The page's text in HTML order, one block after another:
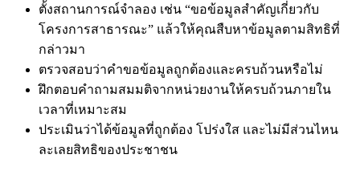
ตั้งสถานการณ์จำลอง เช่น “ขอข้อมูลสำคัญเกี่ยวกับ
โครงการสาธารณะ” แล้วให้คุณสืบหาข้อมูลตามสิทธิที่
กล่าวมา
ตรวจสอบว่าคำขอข้อมูลถูกต้องและครบถ้วนหรือไม่
ฝึกตอบคำถามสมมติจากหน่วยงานให้ครบถ้วนภายใน
เวลาที่เหมาะสม
ประเมินว่าได้ข้อมูลที่ถูกต้อง โปร่งใส และไม่มีส่วนไหน
ละเลยสิทธิของประชาชน